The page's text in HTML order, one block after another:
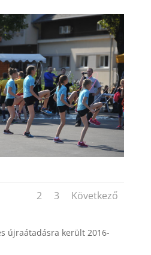
2 3 Következő
újraátadásra került 2016-